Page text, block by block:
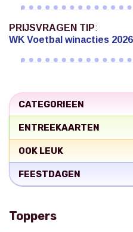
PRIJSVRAGEN TIP:
WK Voetbal winacties 2026
CATEGORIEEN
ENTREEKAARTEN
OOK LEUK
FEESTDAGEN
Toppers